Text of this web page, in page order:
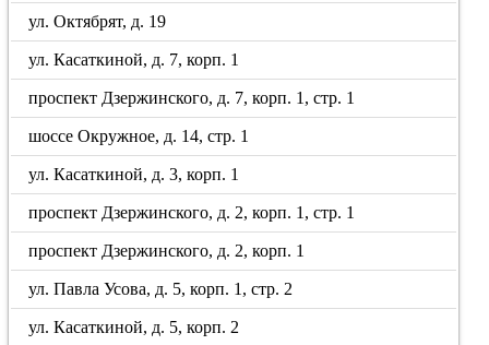
ул. Октябрят, д. 19
ул. Касаткиной, д. 7, корп. 1
проспект Дзержинского, д. 7, корп. 1, стр. 1
шоссе Окружное, д. 14, стр. 1
ул. Касаткиной, д. 3, корп. 1
проспект Дзержинского, д. 2, корп. 1, стр. 1
проспект Дзержинского, д. 2, корп. 1
ул. Павла Усова, д. 5, корп. 1, стр. 2
ул. Касаткиной, д. 5, корп. 2